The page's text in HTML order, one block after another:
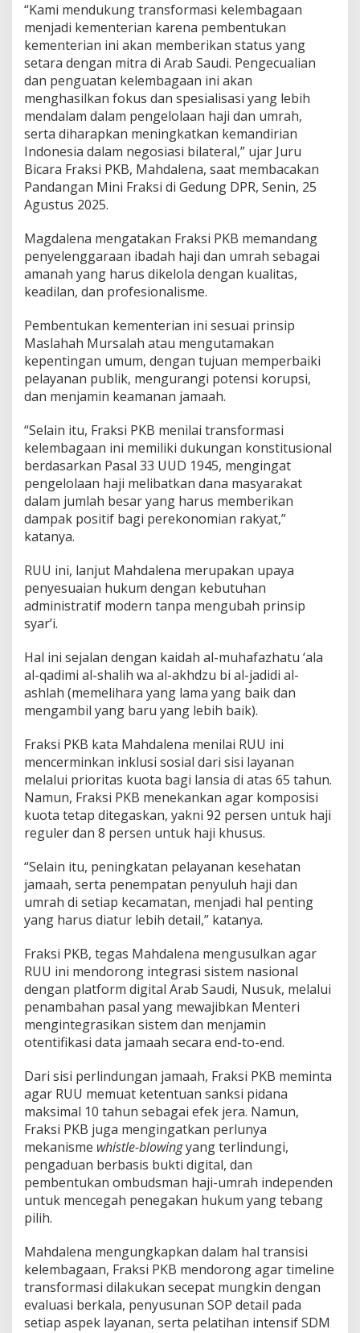
“Kami mendukung transformasi kelembagaan
menjadi kementerian karena pembentukan
kementerian ini akan memberikan status yang
setara dengan mitra di Arab Saudi. Pengecualian
dan penguatan kelembagaan ini akan
menghasilkan fokus dan spesialisasi yang lebih
mendalam dalam pengelolaan haji dan umrah,
serta diharapkan meningkatkan kemandirian
Indonesia dalam negosiasi bilateral,” ujar Juru
Bicara Fraksi PKB, Mahdalena, saat membacakan
Pandangan Mini Fraksi di Gedung DPR, Senin, 25
Agustus 2025.
Magdalena mengatakan Fraksi PKB memandang
penyelenggaraan ibadah haji dan umrah sebagai
amanah yang harus dikelola dengan kualitas,
keadilan, dan profesionalisme.
Pembentukan kementerian ini sesuai prinsip
Maslahah Mursalah atau mengutamakan
kepentingan umum, dengan tujuan memperbaiki
pelayanan publik, mengurangi potensi korupsi,
dan menjamin keamanan jamaah.
“Selain itu, Fraksi PKB menilai transformasi
kelembagaan ini memiliki dukungan konstitusional
berdasarkan Pasal 33 UUD 1945, mengingat
pengelolaan haji melibatkan dana masyarakat
dalam jumlah besar yang harus memberikan
dampak positif bagi perekonomian rakyat,”
katanya.
RUU ini, lanjut Mahdalena merupakan upaya
penyesuaian hukum dengan kebutuhan
administratif modern tanpa mengubah prinsip
syar’i.
Hal ini sejalan dengan kaidah al-muhafazhatu ‘ala
al-qadimi al-shalih wa al-akhdzu bi al-jadidi al-
ashlah (memelihara yang lama yang baik dan
mengambil yang baru yang lebih baik).
Fraksi PKB kata Mahdalena menilai RUU ini
mencerminkan inklusi sosial dari sisi layanan
melalui prioritas kuota bagi lansia di atas 65 tahun.
Namun, Fraksi PKB menekankan agar komposisi
kuota tetap ditegaskan, yakni 92 persen untuk haji
reguler dan 8 persen untuk haji khusus.
“Selain itu, peningkatan pelayanan kesehatan
jamaah, serta penempatan penyuluh haji dan
umrah di setiap kecamatan, menjadi hal penting
yang harus diatur lebih detail,” katanya.
Fraksi PKB, tegas Mahdalena mengusulkan agar
RUU ini mendorong integrasi sistem nasional
dengan platform digital Arab Saudi, Nusuk, melalui
penambahan pasal yang mewajibkan Menteri
mengintegrasikan sistem dan menjamin
otentifikasi data jamaah secara end-to-end.
Dari sisi perlindungan jamaah, Fraksi PKB meminta
agar RUU memuat ketentuan sanksi pidana
maksimal 10 tahun sebagai efek jera. Namun,
Fraksi PKB juga mengingatkan perlunya
mekanisme whistle-blowingyang terlindungi,
pengaduan berbasis bukti digital, dan
pembentukan ombudsman haji-umrah independen
untuk mencegah penegakan hukum yang tebang
pilih.
Mahdalena mengungkapkan dalam hal transisi
kelembagaan, Fraksi PKB mendorong agar timeline
transformasi dilakukan secepat mungkin dengan
evaluasi berkala, penyusunan SOP detail pada
setiap aspek layanan, serta pelatihan intensif SDM